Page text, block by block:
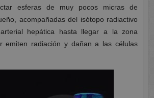
esferas de muy pocos micras de
acompañadas del isótopo radiactivo
hepática hasta llegar a la zona
emiten radiación y dañan a las células